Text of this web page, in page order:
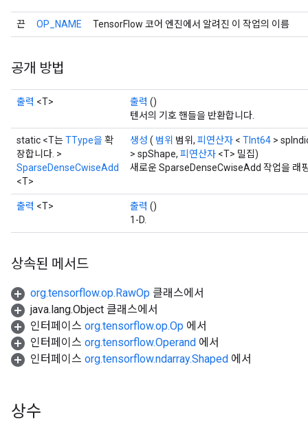
끈 OP_NAME TensorFlow 코어 엔진에서 알려진 이 작업의 이름
공개 방법
출력 <T> 출력 ()
텐서의 기호 핸들을 반환합니다.
static <T는TType을확
장합니다. >
SparseDenseCwiseAdd
<T>
생성 ( 범위 범위, 피연산자 < TInt64 >
> spShape, 피연산자 <T> 밀집)
새로운 SparseDenseCwiseAdd 작업을 래
출력 <T> 출력 ()
1-D.
상속된 메서드
org.tensorflow.op.RawOp 클래스에서
java.lang.Object 클래스에서
인터페이스 org.tensorflow.op.Op 에서
인터페이스 org.tensorflow.Operand 에서
인터페이스 org.tensorflow.ndarray.Shaped 에서
상수